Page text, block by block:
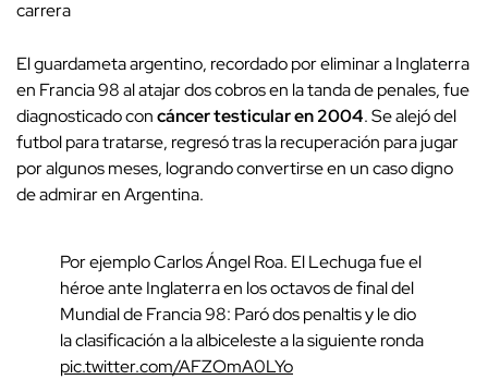
carrera
El guardameta argentino, recordado por eliminar a Inglaterra
en Francia 98 al atajar dos cobros en la tanda de penales, fue
diagnosticado concáncer testicular en 2004. Se alejó del
futbol para tratarse, regresó tras la recuperación para jugar
por algunos meses, logrando convertirse en un caso digno
de admirar en Argentina.
Por ejemplo Carlos Ángel Roa. El Lechuga fue el
héroe ante Inglaterra en los octavos de final del
Mundial de Francia 98: Paró dos penaltis y le dio
la clasificación a la albiceleste a la siguiente ronda
pic.twitter.com/AFZOmA0LYo